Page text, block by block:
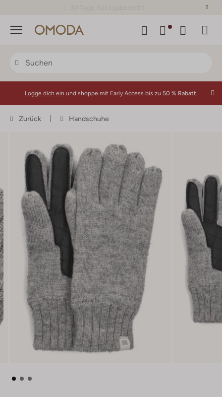
Menü
Logge dich ein und shoppe mit Early Access bis zu 50 % Rabatt.
Zurück Handschuhe